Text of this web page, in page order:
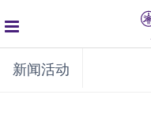
global
navigation
新闻活动